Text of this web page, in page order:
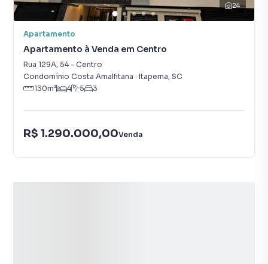
24
Apartamento
Apartamento à Venda em Centro
Rua 129A, 54- Centro
Condomínio Costa Amalfitana · Itapema, SC
130m² 4 5 3
R$ 1.290.000,00Venda